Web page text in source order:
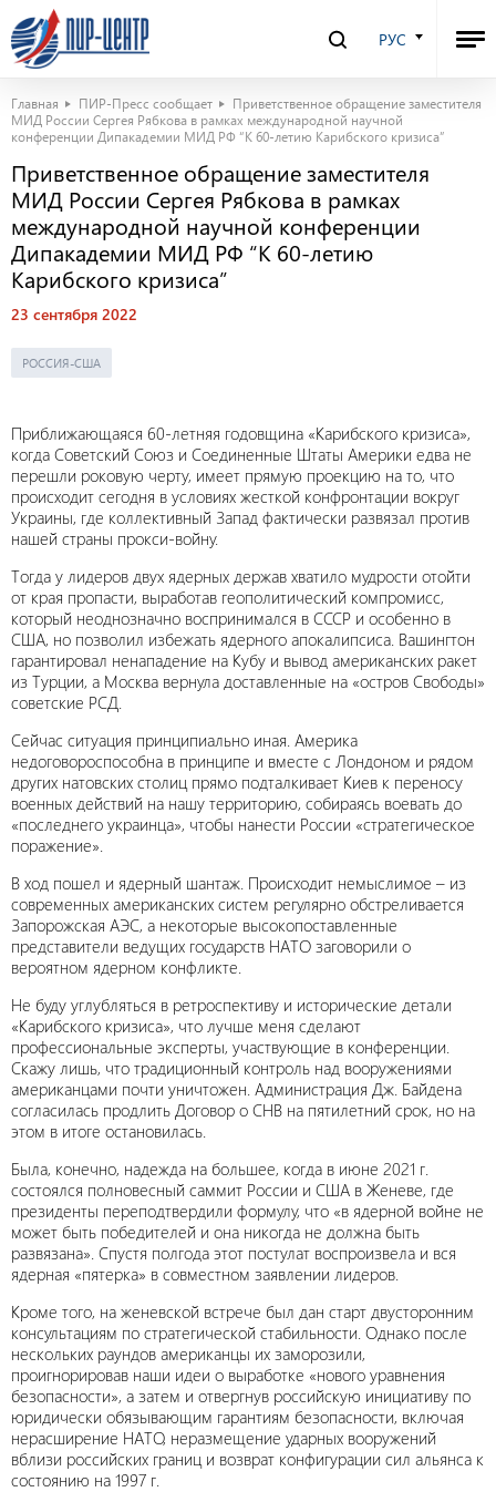
РУС
Главная ПИР-Пресс сообщает
Приветственное обращение заместителя
МИД России Сергея Рябкова в рамках международной научной
конференции Дипакадемии МИД РФ “К 60-летию Карибского кризиса”
Приветственное обращение заместителя
МИД России Сергея Рябкова в рамках
международной научной конференции
Дипакадемии МИД РФ “К 60-летию
Карибского кризиса”
23 сентября 2022
РОССИЯ-США
Приближающаяся 60-летняя годовщина «Карибского кризиса»,
когда Советский Союз и Соединенные Штаты Америки едва не
перешли роковую черту, имеет прямую проекцию на то, что
происходит сегодня в условиях жесткой конфронтации вокруг
Украины, где коллективный Запад фактически развязал против
нашей страны прокси-войну.
Тогда у лидеров двух ядерных держав хватило мудрости отойти
от края пропасти, выработав геополитический компромисс,
который неоднозначно воспринимался в СССР и особенно в
США, но позволил избежать ядерного апокалипсиса. Вашингтон
гарантировал ненападение на Кубу и вывод американских ракет
из Турции, а Москва вернула доставленные на «остров Свободы»
советские РСД.
Сейчас ситуация принципиально иная. Америка
недоговороспособна в принципе и вместе с Лондоном и рядом
других натовских столиц прямо подталкивает Киев к переносу
военных действий на нашу территорию, собираясь воевать до
«последнего украинца», чтобы нанести России «стратегическое
поражение».
В ход пошел и ядерный шантаж. Происходит немыслимое – из
современных американских систем регулярно обстреливается
Запорожская АЭС, а некоторые высокопоставленные
представители ведущих государств НАТО заговорили о
вероятном ядерном конфликте.
Не буду углубляться в ретроспективу и исторические детали
«Карибского кризиса», что лучше меня сделают
профессиональные эксперты, участвующие в конференции.
Скажу лишь, что традиционный контроль над вооружениями
американцами почти уничтожен. Администрация Дж. Байдена
согласилась продлить Договор о СНВ на пятилетний срок, но на
этом в итоге остановилась.
Была, конечно, надежда на большее, когда в июне 2021 г.
состоялся полновесный саммит России и США в Женеве, где
президенты переподтвердили формулу, что «в ядерной войне не
может быть победителей и она никогда не должна быть
развязана». Спустя полгода этот постулат воспроизвела и вся
ядерная «пятерка» в совместном заявлении лидеров.
Кроме того, на женевской встрече был дан старт двусторонним
консультациям по стратегической стабильности. Однако после
нескольких раундов американцы их заморозили,
проигнорировав наши идеи о выработке «нового уравнения
безопасности», а затем и отвергнув российскую инициативу по
юридически обязывающим гарантиям безопасности, включая
нерасширение НАТО, неразмещение ударных вооружений
вблизи российских границ и возврат конфигурации сил альянса к
состоянию на 1997 г.